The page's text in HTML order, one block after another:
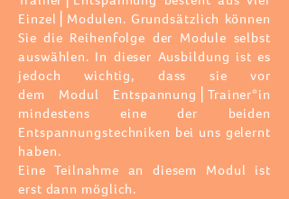
Einzel⎪Modulen. Grundsätzlich können
Sie die Reihenfolge der Module selbst
auswählen. In dieser Ausbildung ist es
jedoch wichtig, dass sie vor
dem Modul
Entspannung⎪Trainer*in
mindestens eine der beiden
Entspannungstechniken bei uns gelernt
haben.
Eine Teilnahme an diesem Modul ist
erst dann möglich.